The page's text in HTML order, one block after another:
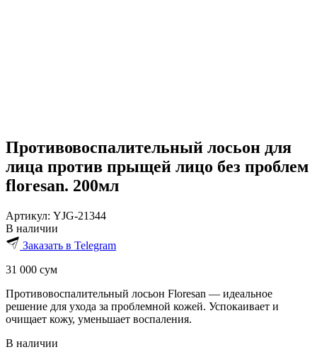
Противовоспалительный лосьон для
лица против прыщей лицо без проблем
floresan. 200мл
Артикул: YJG-21344
В наличии
Заказать в Telegram
31 000 сум
Противовоспалительный лосьон Floresan — идеальное
решение для ухода за проблемной кожей. Успокаивает и
очищает кожу, уменьшает воспаления.
В наличии